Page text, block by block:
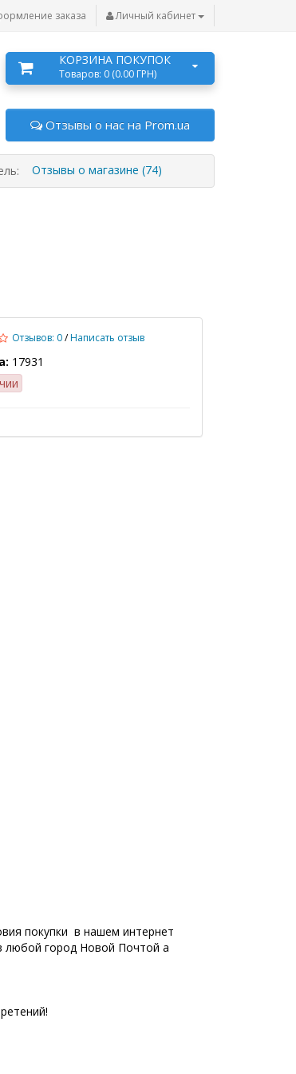
заказа Личный кабинет
КОРЗИНА ПОКУПОК
Товаров: 0 (0.00 ГРН)
Отзывы о нас на Prom.ua
Отзывы о магазине (74)
Отзывов: 0/Написать отзыв
17931
покупки в нашем интернет
любой город Новой Почтой а